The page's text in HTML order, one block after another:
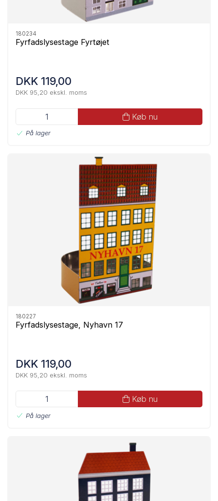
180234
Fyrfadslysestage Fyrtøjet
DKK 119,00
DKK 95,20 ekskl. moms
Køb nu
På lager
180227
Fyrfadslysestage, Nyhavn 17
DKK 119,00
DKK 95,20 ekskl. moms
Køb nu
På lager